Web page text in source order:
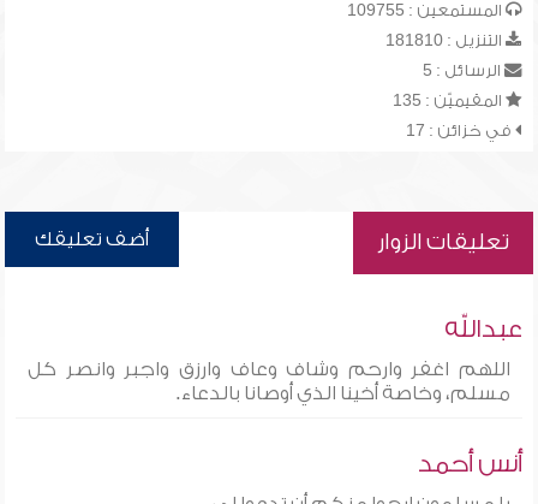
المستمعين : 109755
التنزيل : 181810
الرسائل : 5
المقيميّن : 135
في خزائن : 17
تعليقات الزوار أضف تعليقك
عبدالله
اللهم اغفر وارحم وشاف وعاف وارزق واجبر وانصر كل
مسلم، وخاصة أخينا الذي أوصانا بالدعاء.
أنس أحمد